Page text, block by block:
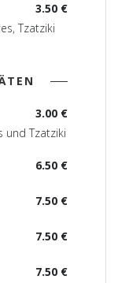
3.50 €
Tzatziki
3.00 €
und Tzatziki
6.50 €
7.50 €
7.50 €
7.50 €